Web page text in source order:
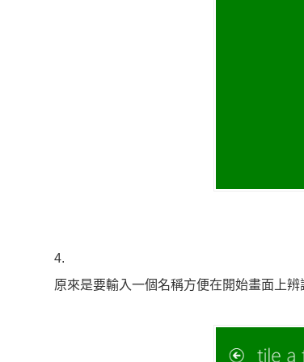
4.
原來是要輸入一個名稱方便在開始畫面上